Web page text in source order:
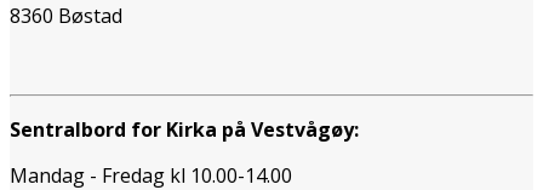
8360 Bøstad
Sentralbord for Kirka på Vestvågøy:
Mandag - Fredag kl 10.00-14.00